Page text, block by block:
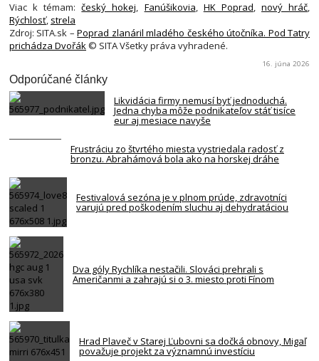
Viac k témam:český hokej, Fanúšikovia, HK Poprad, nový hráč,
Rýchlosť, strela
Zdroj: SITA.sk –Poprad zlanáril mladého českého útočníka. Pod Tatry
prichádza Dvořák © SITA Všetky práva vyhradené.
16. júna 2026
Odporúčané články
Likvidácia firmy nemusí byť jednoduchá.
Jedna chyba môže podnikateľov stáť tisíce
eur aj mesiace navyše
Frustráciu zo štvrtého miesta vystriedala radosť z
bronzu. Abrahámová bola ako na horskej dráhe
Festivalová sezóna je v plnom prúde, zdravotníci
varujú pred poškodením sluchu aj dehydratáciou
Dva góly Rychlíka nestačili. Slováci prehrali s
Američanmi a zahrajú si o 3. miesto proti Fínom
Hrad Plaveč v Starej Ľubovni sa dočká obnovy, Migaľ
považuje projekt za významnú investíciu